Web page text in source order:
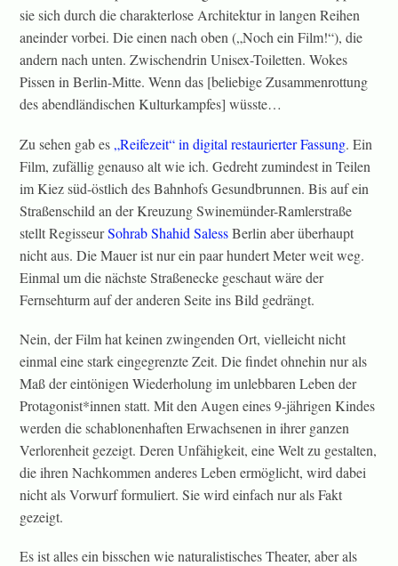
sie sich durch die charakterlose Architektur in langen Reihen
aneinder vorbei. Die einen nach oben („Noch ein Film!“), die
andern nach unten. Zwischendrin Unisex-Toiletten. Wokes
Pissen in Berlin-Mitte. Wenn das [beliebige Zusammenrottung
des abendländischen Kulturkampfes] wüsste…
Zu sehen gab es „Reifezeit“ in digital restaurierter Fassung. Ein
Film, zufällig genauso alt wie ich. Gedreht zumindest in Teilen
im Kiez süd-östlich des Bahnhofs Gesundbrunnen. Bis auf ein
Straßenschild an der Kreuzung Swinemünder-Ramlerstraße
stellt RegisseurSohrab Shahid SalessBerlin aber überhaupt
nicht aus. Die Mauer ist nur ein paar hundert Meter weit weg.
Einmal um die nächste Straßenecke geschaut wäre der
Fernsehturm auf der anderen Seite ins Bild gedrängt.
Nein, der Film hat keinen zwingenden Ort, vielleicht nicht
einmal eine stark eingegrenzte Zeit. Die findet ohnehin nur als
Maß der eintönigen Wiederholung im unlebbaren Leben der
Protagonist*innen statt. Mit den Augen eines 9-jährigen Kindes
werden die schablonenhaften Erwachsenen in ihrer ganzen
Verlorenheit gezeigt. Deren Unfähigkeit, eine Welt zu gestalten,
die ihren Nachkommen anderes Leben ermöglicht, wird dabei
nicht als Vorwurf formuliert. Sie wird einfach nur als Fakt
gezeigt.
Es ist alles ein bisschen wie naturalistisches Theater, aber als